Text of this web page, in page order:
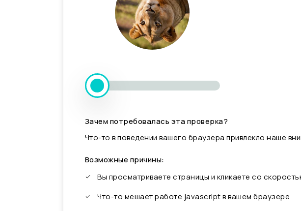
Зачем потребовалась эта проверка?
Что-то в поведении вашего браузера привлекло наше
Возможные причины:
Вы просматриваете страницы и кликаете со
Что-то мешает работе javascript в вашем браузере